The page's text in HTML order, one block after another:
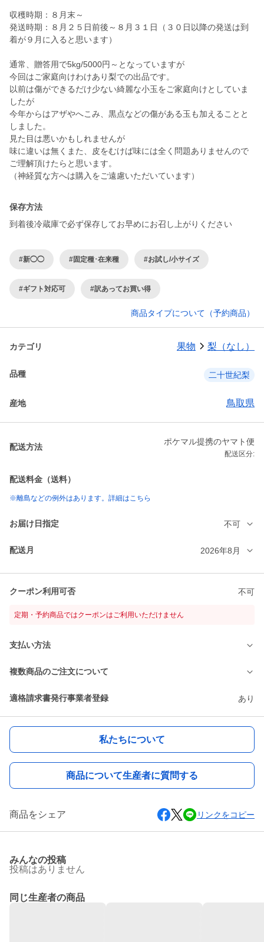
収穫時期：８月末～
発送時期：８月２５日前後～８月３１日（３０日以降の発送は到
着が９月に入ると思います）
通常、贈答用で5kg/5000円～となっていますが
今回はご家庭向けわけあり梨での出品です。
以前は傷ができるだけ少ない綺麗な小玉をご家庭向けとしていま
したが
今年からはアザやへこみ、黒点などの傷がある玉も加えることと
しました。
見た目は悪いかもしれませんが
味に違いは無くまた、皮をむけば味には全く問題ありませんので
ご理解頂けたらと思います。
保存方法
到着後冷蔵庫で必ず保存してお早めにお召し上がりください
#新◯◯ #固定種･在来種 #お試し/小サイズ
#ギフト対応可 #訳あってお買い得
商品タイプについて（予約商品）
カテゴリ 果物 梨（なし）
品種 二十世紀梨
産地 鳥取県
配送方法
ポケマル提携のヤマト便
配送区分:
配送料金（送料）
※離島などの例外はあります。詳細はこちら
お届け日指定 不可
配送月 2026年8月
クーポン利用可否 不可
定期・予約商品ではクーポンはご利用いただけません
支払い方法
複数商品のご注文について
適格請求書発行事業者登録 あり
私たちについて
商品について生産者に質問する
商品をシェア リンクをコピー
みんなの投稿
投稿はありません
同じ生産者の商品